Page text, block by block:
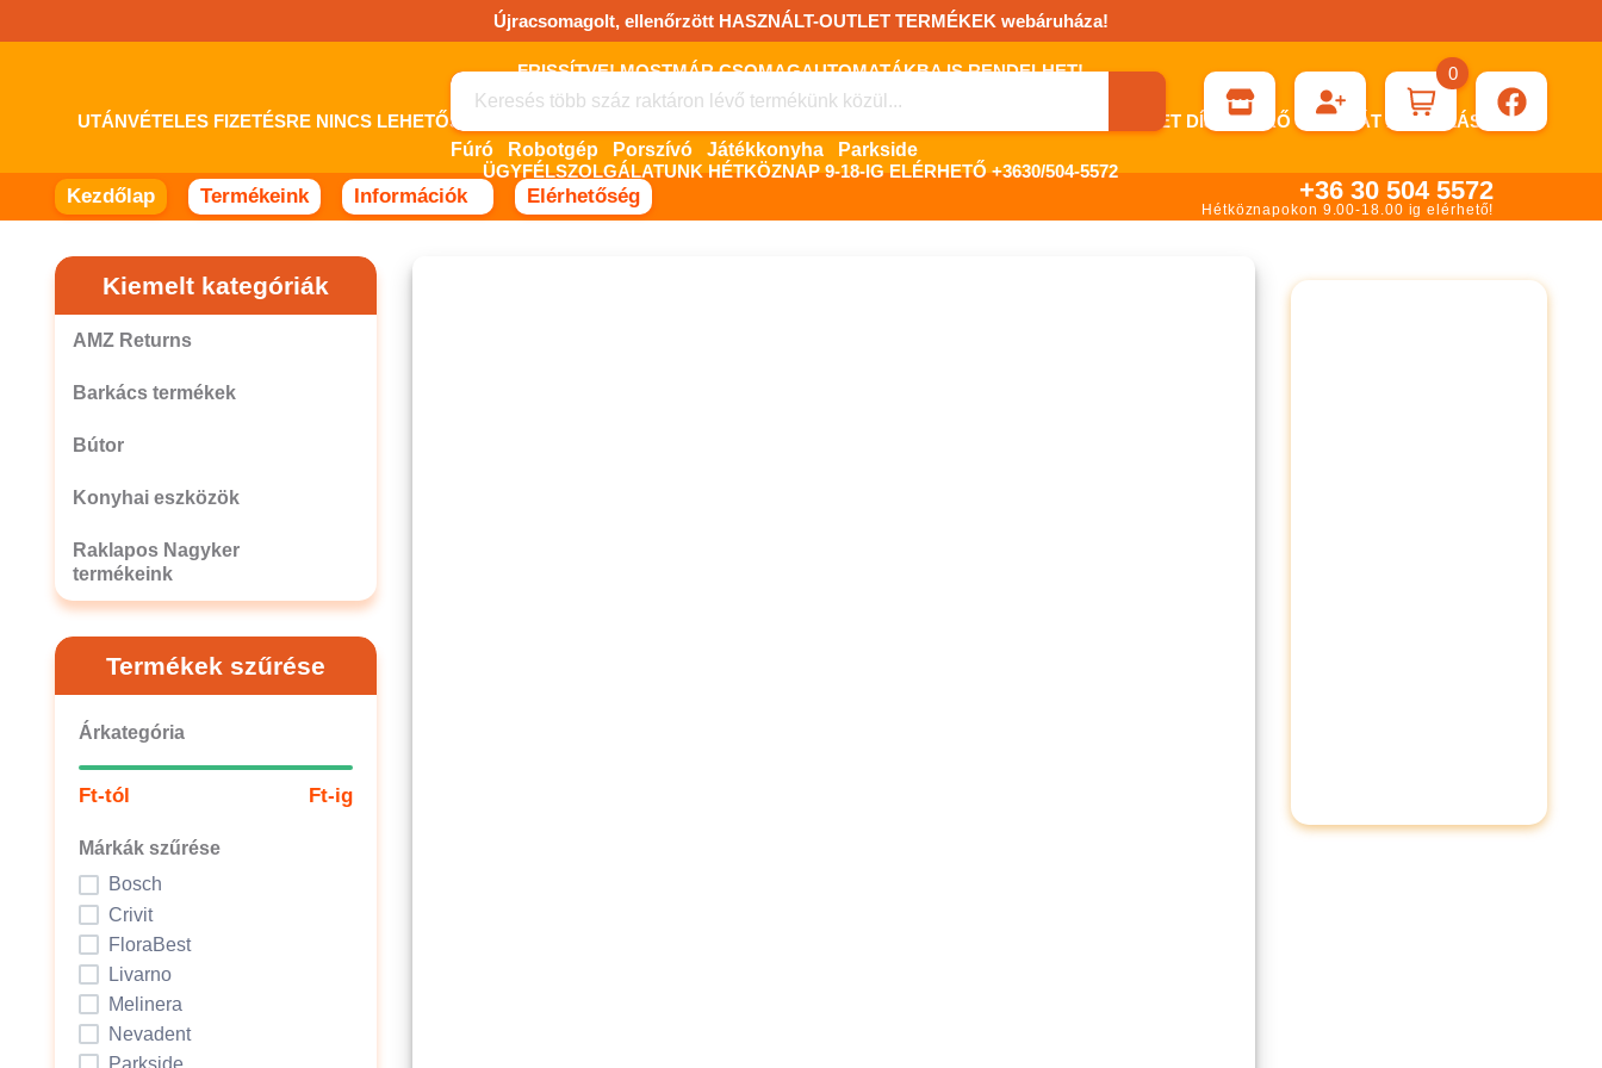
a
Újracsomagolt, ellenőrzött HASZNÁLT-OUTLET TERMÉKEK webáruháza!
FRISSÍTVE! MOSTMÁR CSOMAGAUTOMATÁKBA IS RENDELHET!
UTÁNVÉTELES FIZETÉSRE NINCS LEHETŐSÉG! FIZETNI ONLINE BANKKÁRTYÁVAL LEHETSÉGES, SZÜKSÉG ESETÉN KÉRHET DÍJBEKÉRŐ SZÁMLÁT ÁTUTALÁSHOZ.
ÜGYFÉLSZOLGÁLATUNK HÉTKÖZNAP 9-18-IG ELÉRHETŐ +3630/504-5572
Fúró Robotgép Porszívó Játékkonyha Parkside
0
Kezdőlap Termékeink Információk Elérhetőség +36 30 504 5572
Hétköznapokon 9.00-18.00 ig elérhető!
Kiemelt kategóriák
AMZ Returns
Barkács termékek
Bútor
Konyhai eszközök
Raklapos Nagyker
termékeink
Termékek szűrése
Árkategória
Ft-tól Ft-ig
Márkák szűrése
Bosch
Crivit
FloraBest
Livarno
Melinera
Nevadent